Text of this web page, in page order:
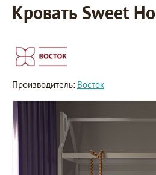
Кровать Sweet
Производитель: Восток